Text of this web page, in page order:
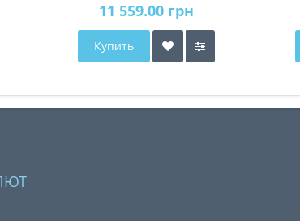
11 559.00 грн
Купить